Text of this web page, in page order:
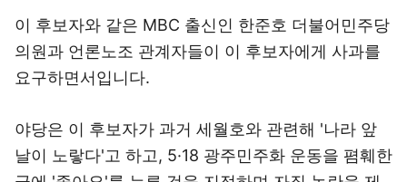
이 후보자와 같은 MBC 출신인 한준호 더불어민주당
의원과 언론노조 관계자들이 이 후보자에게 사과를
요구하면서입니다.
야당은 이 후보자가 과거 세월호와 관련해 '나라 앞
날이 노랗다'고 하고, 5·18 광주민주화 운동을 폄훼한